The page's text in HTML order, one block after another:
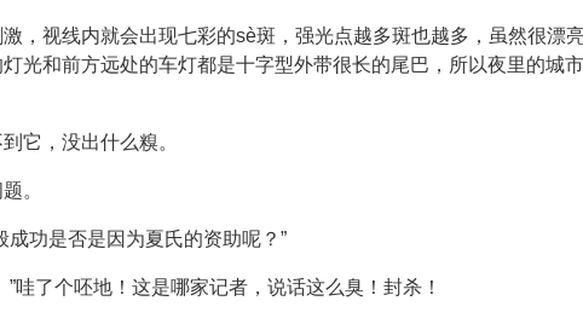
视线内就会出现七彩的sè斑，强光点越多斑也越多，虽然很漂
光和前方远处的车灯都是十字型外带很长的尾巴，所以夜里的城
它，没出什么糗。
。
功是否是因为夏氏的资助呢？”
哇了个呸地！这是哪家记者，说话这么臭！封杀！